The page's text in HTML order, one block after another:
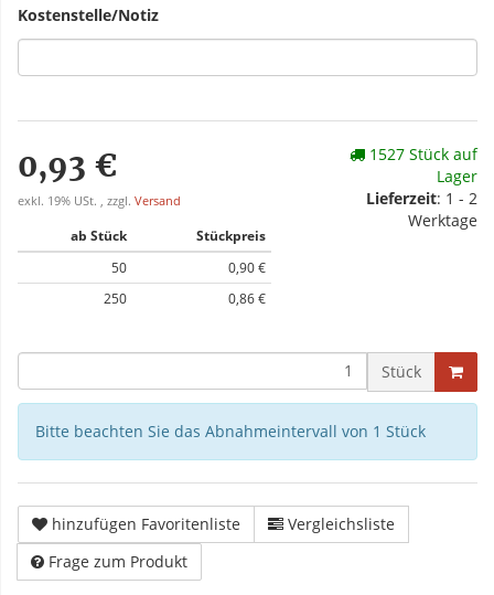
Kostenstelle/Notiz
0,93 €
exkl. 19% USt. , zzgl. Versand
ab Stück
Stückpreis
50
0,90 €
250
0,86 €
1527 Stück auf
Lager
Lieferzeit: 1 - 2
Werktage
Stück
Bitte beachten Sie das Abnahmeintervall von 1 Stück
hinzufügen Favoritenliste
Vergleichsliste
Frage zum Produkt